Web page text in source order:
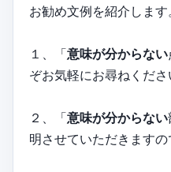
お勧め文例を紹介します
１、「意味が分からない
ぞお気軽にお尋ねくださ
２、「意味が分からない
明させていただきますの